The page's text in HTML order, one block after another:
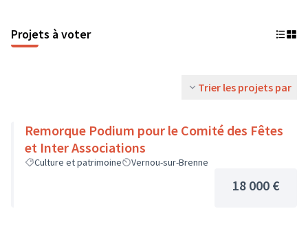
Projets à voter
Trier les projets par
Remorque Podium pour le Comité des Fêtes
et Inter Associations
Culture et patrimoine Vernou-sur-Brenne
18 000 €